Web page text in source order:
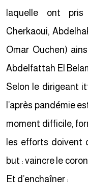
laquelle ont
Cherkaoui,
Omar Ouchen)
Abdelfattah El
Selon le dirigeant
l’après pandémie
moment difficile,
les efforts doivent
but : vaincre le
Et d’enchaîner :